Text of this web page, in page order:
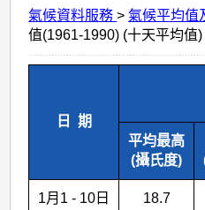
氣候資料服務>氣候平均值
值(1961-1990) (十天平均值)
日 期
平均最高
(攝氏度)
1月1 - 10日 18.7